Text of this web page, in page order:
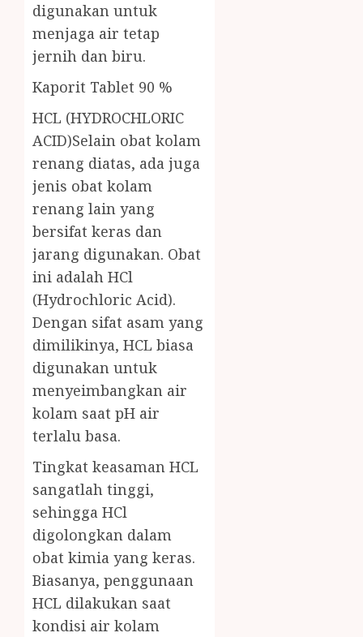
digunakan untuk
menjaga air tetap
jernih dan biru.
Kaporit Tablet 90 %
HCL (HYDROCHLORIC
ACID)Selain obat kolam
renang diatas, ada juga
jenis obat kolam
renang lain yang
bersifat keras dan
jarang digunakan. Obat
ini adalah HCl
(Hydrochloric Acid).
Dengan sifat asam yang
dimilikinya, HCL biasa
digunakan untuk
menyeimbangkan air
kolam saat pH air
terlalu basa.
Tingkat keasaman HCL
sangatlah tinggi,
sehingga HCl
digolongkan dalam
obat kimia yang keras.
Biasanya, penggunaan
HCL dilakukan saat
kondisi air kolam